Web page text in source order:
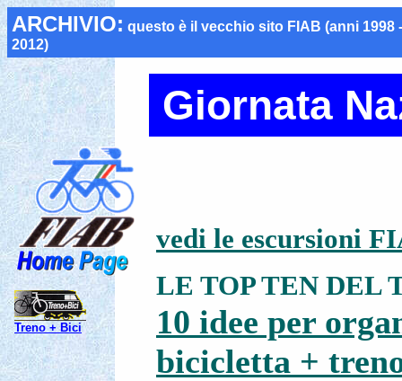
ARCHIVIO: questo è il vecchio sito FIAB (anni 1998 -
2012)
Giornata
Treno + Bici
vedi le escursioni
LE TOP TEN DEL
10 idee per
bicicletta +